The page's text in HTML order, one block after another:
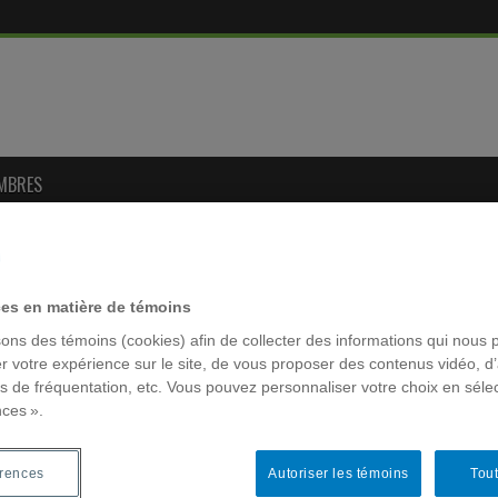
de recherche en ligne
de sociologie au Boston College, a édité un
technologies in social research
en ligne. Le livre, disponible depuis février 2011,
MOTS-
Archivage
colloque
en matière de témoins
des témoins (cookies) afin de collecter des informations qui nous
votre expérience sur le site, de vous proposer des contenus vidéo,
de fréquentation, etc. Vous pouvez personnaliser votre choix en
».
Autoriser les témoins